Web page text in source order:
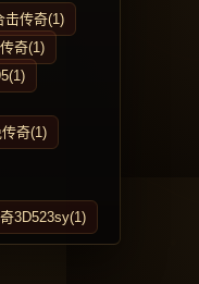
击传奇(1)
奇(1)
奇(1)
3D523sy(1)